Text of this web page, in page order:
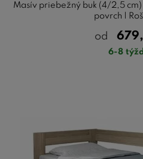
Masív priebežný buk (4/2,5 cm)
povrch |
od
6-8